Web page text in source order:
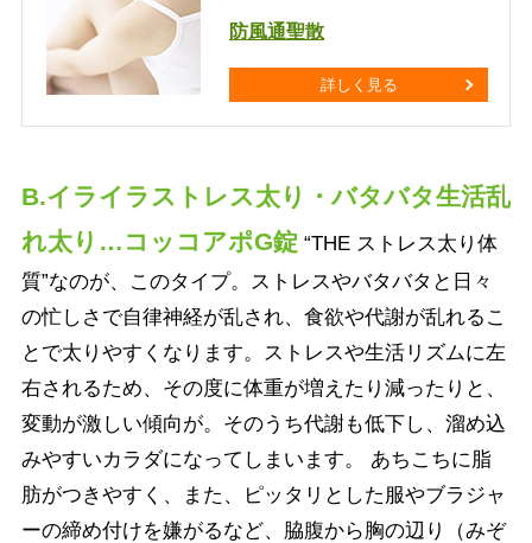
防風通聖散
詳しく見る
B.イライラストレス太り・バタバタ生活乱
れ太り…コッコアポG錠 “THE ストレス太り体
質”なのが、このタイプ。ストレスやバタバタと日々
の忙しさで自律神経が乱され、食欲や代謝が乱れるこ
とで太りやすくなります。ストレスや生活リズムに左
右されるため、その度に体重が増えたり減ったりと、
変動が激しい傾向が。そのうち代謝も低下し、溜め込
みやすいカラダになってしまいます。 あちこちに脂
肪がつきやすく、また、ピッタリとした服やブラジャ
ーの締め付けを嫌がるなど、脇腹から胸の辺り（みぞ